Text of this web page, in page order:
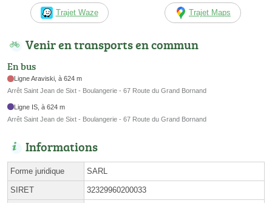
Trajet Waze Trajet Maps
Venir en transports en commun
En bus
Ligne Araviski, à 624 m
Arrêt Saint Jean de Sixt - Boulangerie - 67 Route du Grand Bornand
Ligne IS, à 624 m
Arrêt Saint Jean de Sixt - Boulangerie - 67 Route du Grand Bornand
Informations
Forme juridique SARL
SIRET 32329960200033